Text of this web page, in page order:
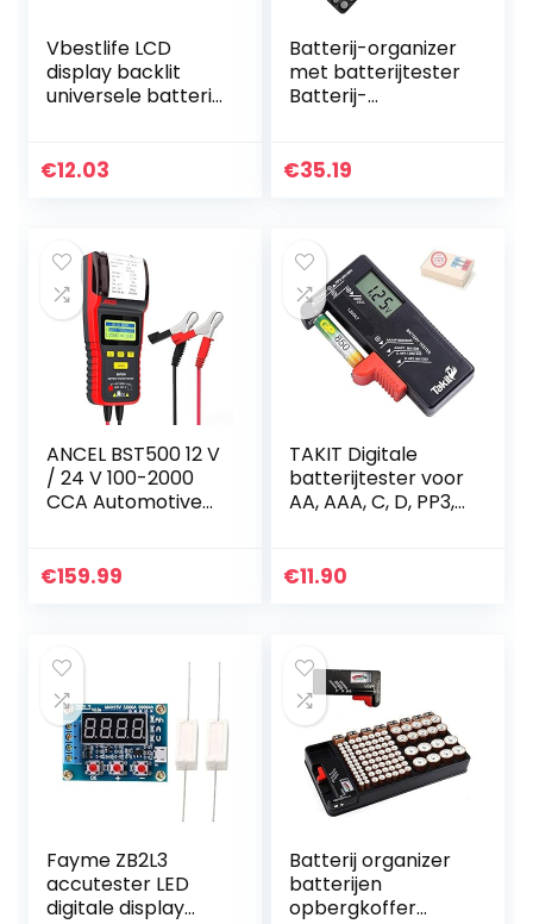
Vbestlife LCD
display backlit
universele batterij
voltmeter monitor
€12.03
Batterij-organizer
met batterijtester
Batterij-
organizer
€35.19
ANCEL BST500 12 V
/ 24 V 100-2000
CCA Automotive
en Laadvermogen
€159.99
TAKIT Digitale
batterijtester voor
AA, AAA, C, D, PP3,
n – 5 jaar garantie
€11.90
Fayme ZB2L3
accutester LED
digitale display
Batterij organizer
batterijen
opbergkoffer